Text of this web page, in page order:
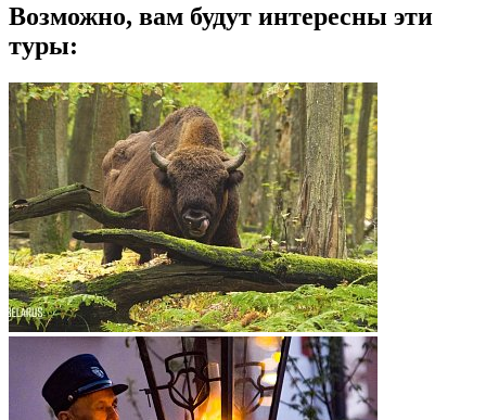
Возможно, вам будут интересны эти
туры: